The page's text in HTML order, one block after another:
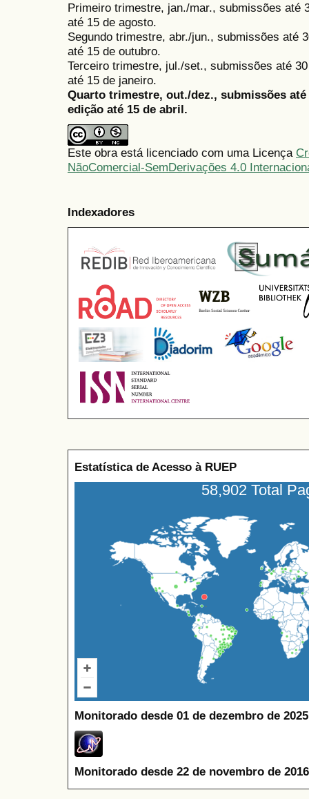
Primeiro trimestre, jan./mar., submissões até
até 15 de agosto.
Segundo trimestre, abr./jun., submissões até
até 15 de outubro.
Terceiro trimestre, jul./set., submissões até
até 15 de janeiro.
Quarto trimestre, out./dez., submissões
edição até 15 de abril.
Este obra está licenciado com uma Licença
NãoComercial-SemDerivações 4.0
Indexadores
Estatística de Acesso à RUEP
58,902 Total
Monitorado desde 01 de dezembro de
Monitorado desde 22 de novembro de